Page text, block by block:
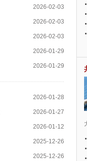
2026-02-03
2026-02-03
2026-02-03
2026-01-29
2026-01-29
2026-01-28
2026-01-27
2026-01-12
2025-12-26
2025-12-26